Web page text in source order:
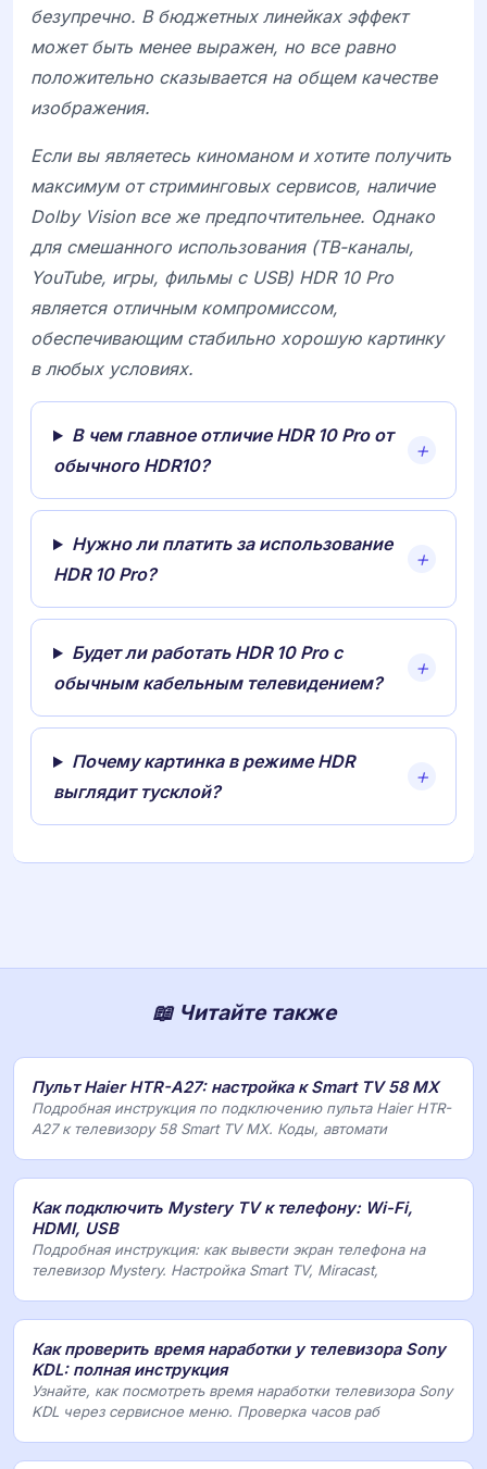
безупречно. В бюджетных линейках эффект
может быть менее выражен, но все равно
положительно сказывается на общем качестве
изображения.
Если вы являетесь киноманом и хотите получить
максимум от стриминговых сервисов, наличие
Dolby Vision все же предпочтительнее. Однако
для смешанного использования (ТВ-каналы,
YouTube, игры, фильмы с USB) HDR 10 Pro
является отличным компромиссом,
обеспечивающим стабильно хорошую картинку
в любых условиях.
В чем главное отличие HDR 10 Pro от
обычного HDR10?
Нужно ли платить за использование
HDR 10 Pro?
Будет ли работать HDR 10 Pro с
обычным кабельным телевидением?
Почему картинка в режиме HDR
выглядит тусклой?
📖 Читайте также
Пульт Haier HTR-A27: настройка к Smart TV 58 MX
Подробная инструкция по подключению пульта Haier HTR-
A27 к телевизору 58 Smart TV MX. Коды, автомати
Как подключить Mystery TV к телефону: Wi-Fi,
HDMI, USB
Подробная инструкция: как вывести экран телефона на
телевизор Mystery. Настройка Smart TV, Miracast,
Как проверить время наработки у телевизора Sony
KDL: полная инструкция
Узнайте, как посмотреть время наработки телевизора Sony
KDL через сервисное меню. Проверка часов раб